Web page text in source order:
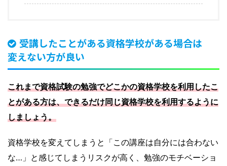
受講したことがある資格学校がある場合は
変えない方が良い
これまで資格試験の勉強でどこかの資格学校を利用したこ
とがある方は、できるだけ同じ資格学校を利用するように
しましょう。
資格学校を変えてしまうと「この講座は自分には合わない
な…」と感じてしまうリスクが高く、勉強のモチベーショ